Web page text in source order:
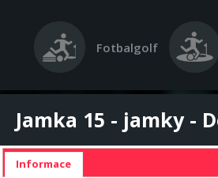
Fotbalgolf
Jamka 15 - jamky -
Informace